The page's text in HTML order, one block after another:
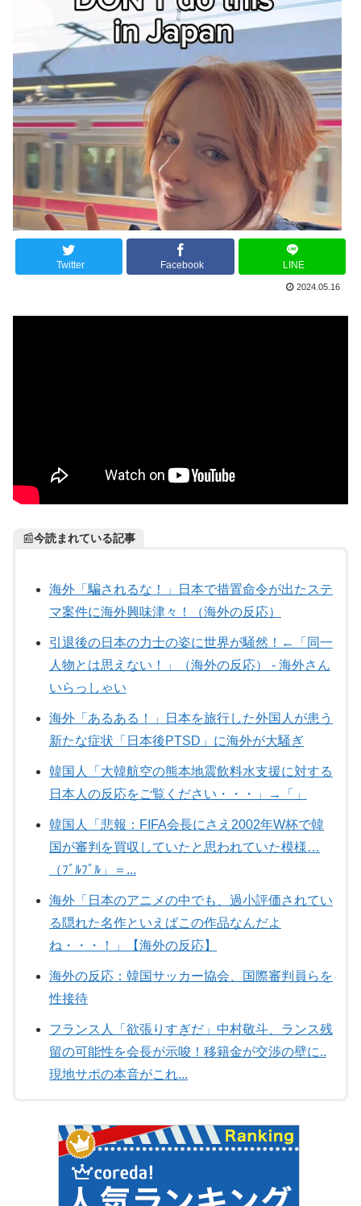
Twitter Facebook LINE
2024.05.16
📰今読まれている記事
海外「騙されるな！」日本で措置命令が出たステ
マ案件に海外興味津々！（海外の反応）
引退後の日本の力士の姿に世界が騒然！←「同一
人物とは思えない！」（海外の反応） - 海外さん
いらっしゃい
海外「あるある！」日本を旅行した外国人が患う
新たな症状「日本後PTSD」に海外が大騒ぎ
韓国人「大韓航空の熊本地震飲料水支援に対する
日本人の反応をご覧ください・・・」→「」
韓国人「悲報：FIFA会長にさえ2002年W杯で韓
国が審判を買収していたと思われていた模様…
（ﾌﾞﾙﾌﾞﾙ」＝...
海外「日本のアニメの中でも、過小評価されてい
る隠れた名作といえばこの作品なんだよ
ね・・・！」【海外の反応】
海外の反応：韓国サッカー協会、国際審判員らを
性接待
フランス人「欲張りすぎだ」中村敬斗、ランス残
留の可能性を会長が示唆！移籍金が交渉の壁に..
現地サポの本音がこれ...